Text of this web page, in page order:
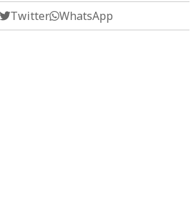
Twitter WhatsApp